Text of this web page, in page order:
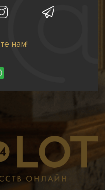
нам!